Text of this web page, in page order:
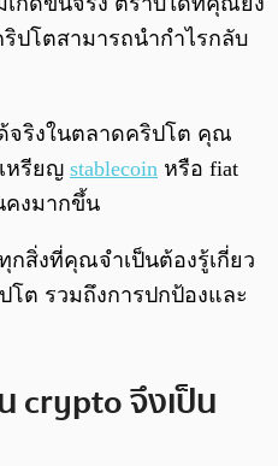
ปโตสามารถนำกำไรกลับ
จริงในตลาดคริปโต คุณ
หรียญ stablecoin หรือ fiat
คงมากขึ้น
กสิ่งที่คุณจำเป็นต้องรู้เกี่ยว
โต รวมถึงการปกป้องและ
crypto จึงเป็น